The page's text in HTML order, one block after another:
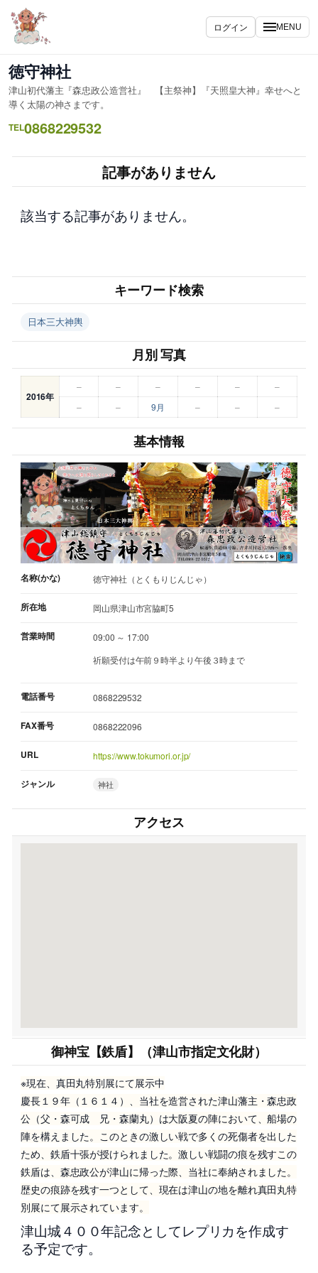
内
容
ス
キ
ッ
プ
ログイン MENU
徳守神社
津山初代藩主『森忠政公造営社』 【主祭神】『天照皇大神』幸せへと
導く太陽の神さまです。
TEL0868229532
記事がありません
該当する記事がありません。
キーワード検索
日本三大神輿
月別 写真
2016年
– – – – –
–
–
– 9月 – – –
基本情報
名称(かな) 徳守神社（とくもりじんじゃ）
所在地 岡山県津山市宮脇町5
営業時間
09:00 ～ 17:00
祈願受付は午前９時半より午後３時まで
電話番号 0868229532
FAX番号 0868222096
URL https://www.tokumori.or.jp/
ジャンル 神社
アクセス
御神宝【鉄盾】（津山市指定文化財）
※現在、真田丸特別展にて展示中
慶長１９年（１６１４）、当社を造営された津山藩主・森忠政
公（父・森可成 兄・森蘭丸）は大阪夏の陣において、船場の
陣を構えました。このときの激しい戦で多くの死傷者を出した
ため、鉄盾十張が授けられました。激しい戦闘の痕を残すこの
鉄盾は、森忠政公が津山に帰った際、当社に奉納されました。
歴史の痕跡を残す一つとして、現在は津山の地を離れ真田丸特
別展にて展示されています。
津山城４００年記念としてレプリカを作成す
る予定です。